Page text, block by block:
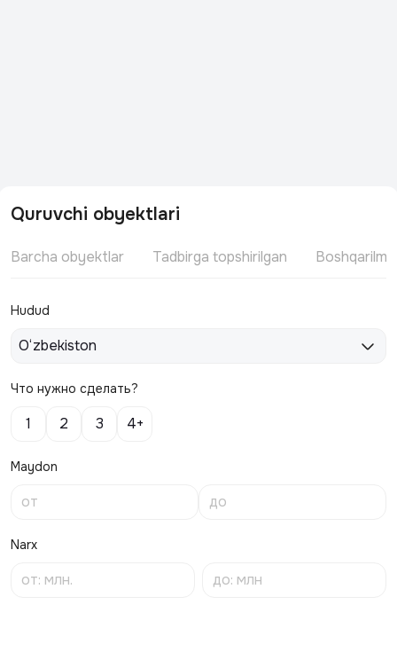
Quruvchi obyektlari
Barcha obyektlar Tadbirga topshirilgan
Hudud
O‘zbekiston
Что нужно сделать?
1 2 3 4+
Maydon
Narx